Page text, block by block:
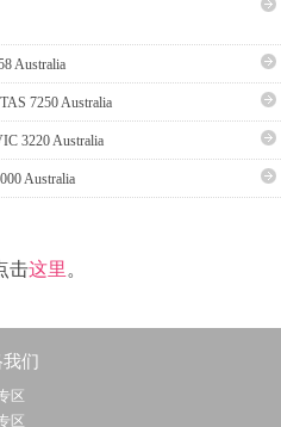
Australia
7250 Australia
3220 Australia
Australia
击这里 。
们
区
区